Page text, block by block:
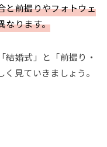
と前撮りやフォトウェ
なります。
結婚式」と「前撮り・
見ていきましょう。